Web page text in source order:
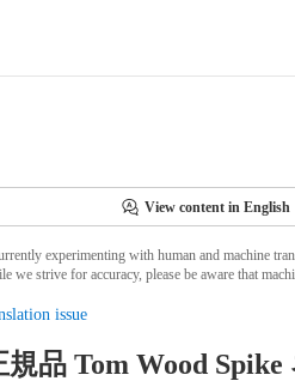
View content in English
experimenting with human and machine
we strive for accuracy, please be aware that
issue
規品 Tom Wood